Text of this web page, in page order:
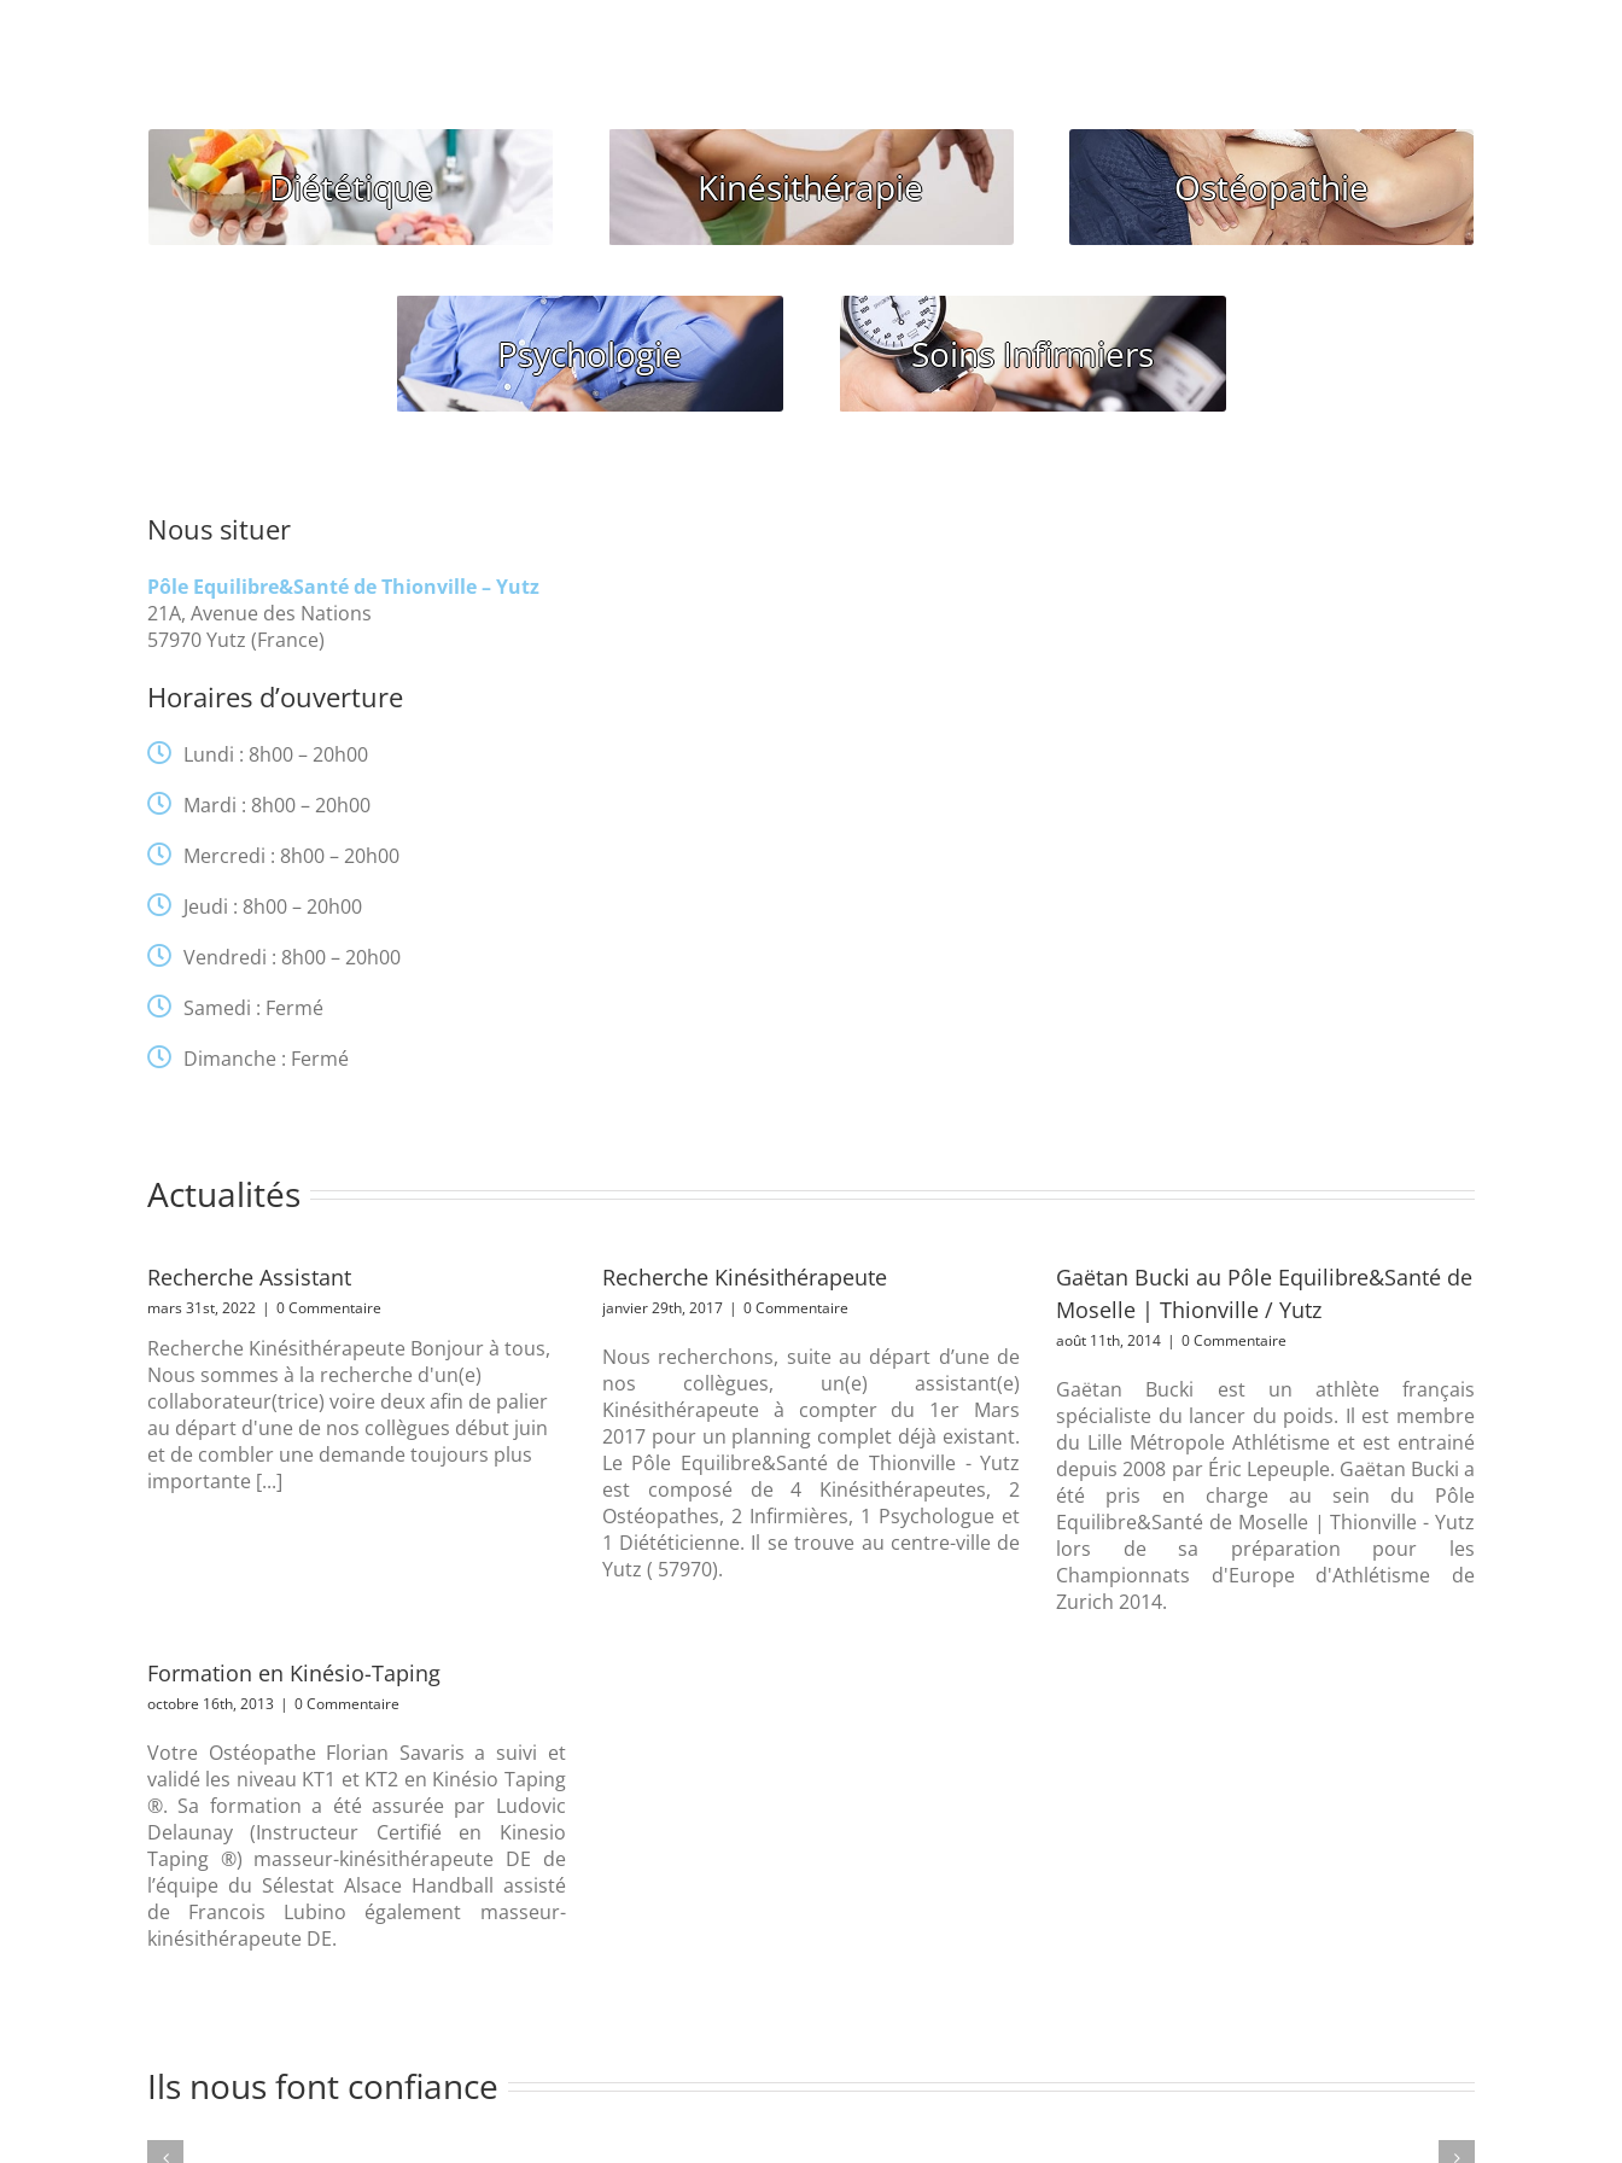
Diététique
Vous souhaitez un RDV avec
une Diététicienne?
NOUS CONTACTER
Kinésithérapie
Vous souhaitez un RDV avec
un Kinésithérapeute?
03.82.85.41.58
NOUS CONTACTER
Ostéopathie
Vous souhaitez un RDV avec
un Ostéopathe?
09.86.79.17.61
NOUS CONTACTER
Psychologie
Vous souhaitez un RDV
avec une Psychologue ?
Soins Infirmiers
Vous souhaitez un RDV
pour des Soins Infirmiers ?
Nous situer
Pôle Equilibre&Santé de Thionville – Yutz
21A, Avenue des Nations
57970 Yutz (France)
Horaires d’ouverture
Lundi : 8h00 – 20h00
Mardi : 8h00 – 20h00
Mercredi : 8h00 – 20h00
Jeudi : 8h00 – 20h00
Vendredi : 8h00 – 20h00
Samedi : Fermé
Dimanche : Fermé
Actualités
Recherche Assistant
mars 31st, 2022 | 0 Commentaire
Recherche Kinésithérapeute Bonjour à tous,
Nous sommes à la recherche d'un(e)
collaborateur(trice) voire deux afin de palier
au départ d'une de nos collègues début juin
et de combler une demande toujours plus
importante [...]
Recherche Kinésithérapeute
janvier 29th, 2017 | 0 Commentaire
Nous recherchons, suite au départ d’une de
nos collègues, un(e) assistant(e)
Kinésithérapeute à compter du 1er Mars
2017 pour un planning complet déjà existant.
Le Pôle Equilibre&Santé de Thionville - Yutz
est composé de 4 Kinésithérapeutes, 2
Ostéopathes, 2 Infirmières, 1 Psychologue et
1 Diététicienne. Il se trouve au centre-ville de
Yutz ( 57970).
Gaëtan Bucki au Pôle Equilibre&Santé de
Moselle | Thionville / Yutz
août 11th, 2014 | 0 Commentaire
Gaëtan Bucki est un athlète français
spécialiste du lancer du poids. Il est membre
du Lille Métropole Athlétisme et est entrainé
depuis 2008 par Éric Lepeuple. Gaëtan Bucki a
été pris en charge au sein du Pôle
Equilibre&Santé de Moselle | Thionville - Yutz
lors de sa préparation pour les
Championnats d'Europe d'Athlétisme de
Zurich 2014.
Formation en Kinésio-Taping
octobre 16th, 2013 | 0 Commentaire
Votre Ostéopathe Florian Savaris a suivi et
validé les niveau KT1 et KT2 en Kinésio Taping
®. Sa formation a été assurée par Ludovic
Delaunay (Instructeur Certifié en Kinesio
Taping ®) masseur-kinésithérapeute DE de
l’équipe du Sélestat Alsace Handball assisté
de Francois Lubino également masseur-
kinésithérapeute DE.
Ils nous font confiance